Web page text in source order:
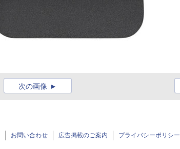
次の画像
お問い合わせ 広告掲載のご案内 プライバシーポリシー